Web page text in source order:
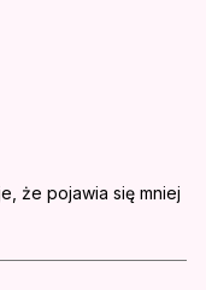
że pojawia się mniej